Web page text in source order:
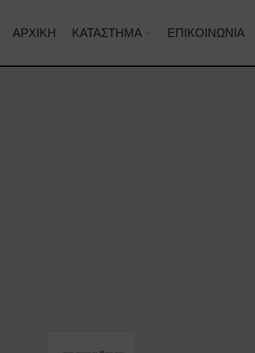
ΑΡΧΙΚΉ ΚΑΤΆΣΤΗΜΑ ΕΠΙΚΟΙΝΩΝΊΑ